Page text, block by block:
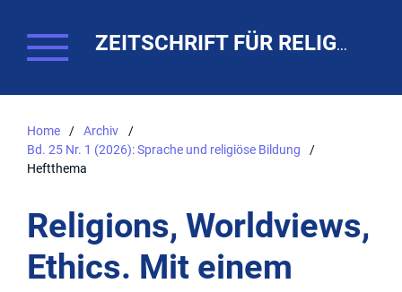
ZEITSCHRIFT FÜR RELIGIONSPÄDAGOGIK. THEO-WEB
Home / Archiv
/
Bd. 25 Nr. 1 (2026): Sprache und religiöse Bildung
/
Heftthema
Religions, Worldviews,
Ethics. Mit einem